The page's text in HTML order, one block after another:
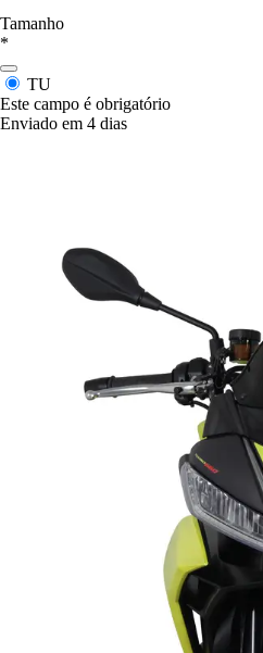
Tamanho
*
TU
Este campo é obrigatório
Enviado em 4 dias